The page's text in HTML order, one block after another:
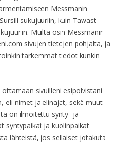
Messmanin
sukujuuriin, kuin Tawast-
Muilta osin Messmanin
sivujen tietojen pohjalta, ja
tarkemmat tiedot kunkin
sivuilleni esipolvistani
eli nimet ja elinajat, sekä muut
on ilmoitettu synty- ja
syntypaikat ja kuolinpaikat
lähteistä, jos sellaiset jotakuta